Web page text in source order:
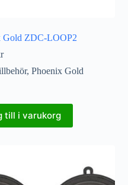
Gold ZDC-LOOP2
, Phoenix Gold
till i varukorg